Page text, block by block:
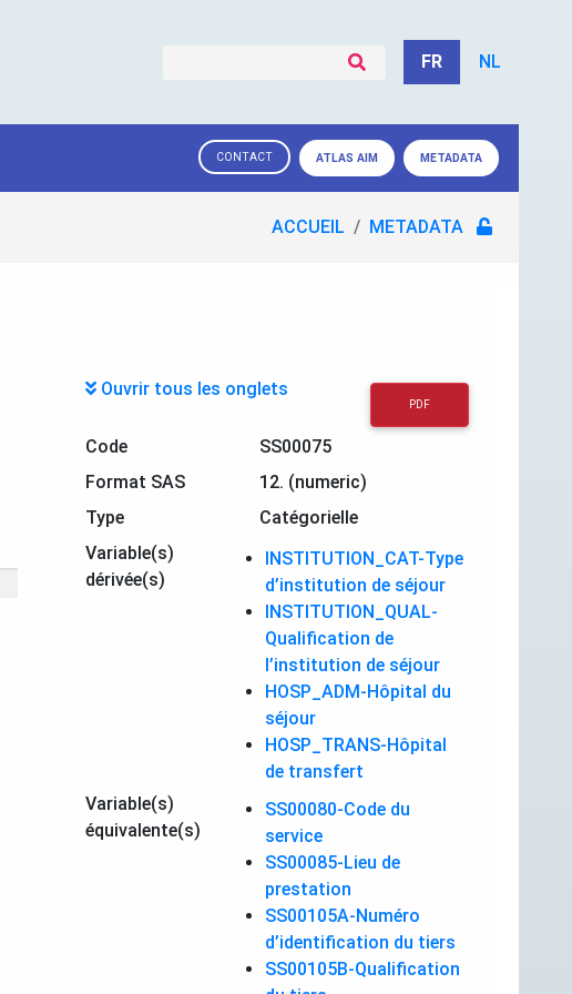
FR NL
CONTACT ATLAS AIM METADATA
ACCUEIL METADATA
Ouvrir tous les onglets
PDF
Code
SS00075
Format SAS
12. (numeric)
Type
Catégorielle
Variable(s)
dérivée(s)
INSTITUTION_CAT-Type
d’institution de séjour
INSTITUTION_QUAL-
Qualification de
l’institution de séjour
HOSP_ADM-Hôpital du
séjour
HOSP_TRANS-Hôpital
de transfert
Variable(s)
équivalente(s)
SS00080-Code du
service
SS00085-Lieu de
prestation
SS00105A-Numéro
d’identification du tiers
SS00105B-Qualification